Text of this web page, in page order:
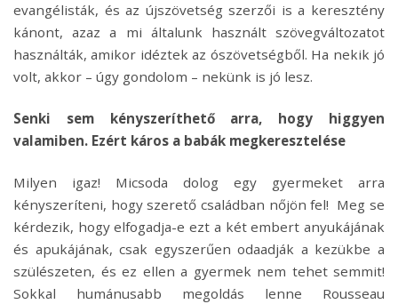
evangélisták, és az újszövetség szerzői is a keresztény
kánont, azaz a mi általunk használt szövegváltozatot
használták, amikor idéztek az ószövetségből. Ha nekik jó
volt, akkor – úgy gondolom – nekünk is jó lesz.
Senki sem kényszeríthető arra, hogy higgyen
valamiben. Ezért káros a babák megkeresztelése
Milyen igaz! Micsoda dolog egy gyermeket arra
kényszeríteni, hogy szerető családban nőjön fel! Meg se
kérdezik, hogy elfogadja-e ezt a két embert anyukájának
és apukájának, csak egyszerűen odaadják a kezükbe a
szülészeten, és ez ellen a gyermek nem tehet semmit!
Sokkal humánusabb megoldás lenne Rousseau